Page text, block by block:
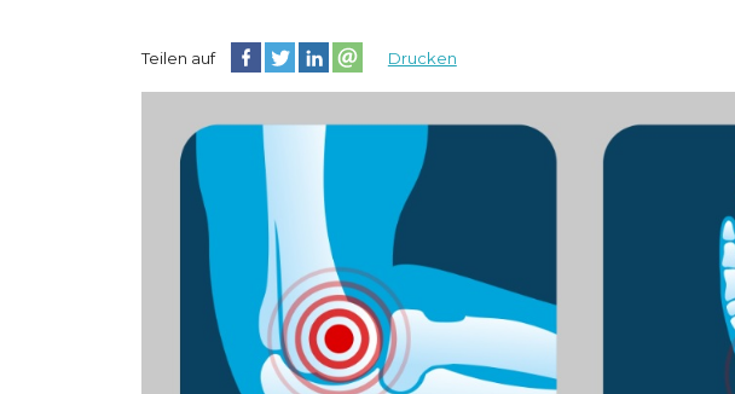
Teilen auf Diese Seite auf Facebook teilen
Diese Seite auf Twitter teilen
Diese Seite auf LinkedIn teilen
Partager cette page sur email
Drucken